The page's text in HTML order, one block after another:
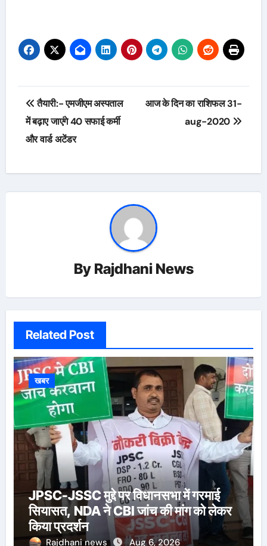
Post
navigation
तैयारी:- एमजीएम अस्पताल
में बढ़ाए जाएंगे 40 सफाई कर्मी
और वार्ड अटेंडर
आज के दिन का राशिफल 31-
aug-2020
By Rajdhani News
Related Post
खबर
JPSC-JSSC मुद्दे पर विधानसभा में गरमाई
सियासत, NDA ने CBI जांच की मांग को लेकर
किया प्रदर्शन
Rajdhani news Aug 6, 2026